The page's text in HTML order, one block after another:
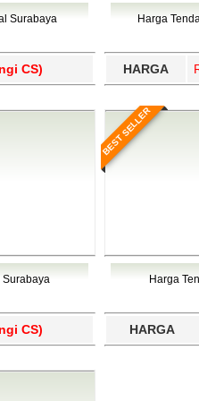
Yahukimo, Yalimo,
Surabaya
CS)
Harga
HARGA
Surabaya
CS)
BEST SELLER
Harga
HARGA